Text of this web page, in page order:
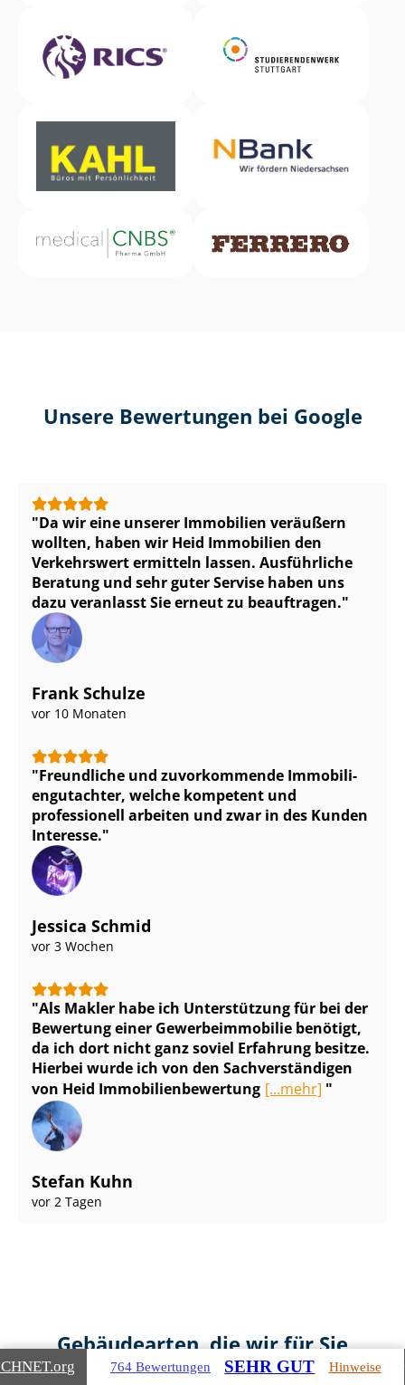
Unsere Bewertungen bei Google
Da wir eine unserer Immobilien veräußern
wollten, haben wir Heid Immobilien den
Verkehrswert ermitteln lassen. Ausführliche
Beratung und sehr guter Servise haben uns
dazu veranlasst Sie erneut zu beauftragen.
Frank Schulze
vor 10 Monaten
Freundliche und zuvorkommende Im­mo­bi­li­
en­gut­ach­ter, welche kompetent und
professionell arbeiten und zwar in des Kunden
Interesse.
Jessica Schmid
vor 3 Wochen
Als Makler habe ich Unterstützung für bei der
Bewertung einer Ge­wer­be­im­mo­bi­lie benötigt,
da ich dort nicht ganz soviel Erfahrung besitze.
Hierbei wurde ich von den Sach­ver­stän­di­gen
von Heid Im­mo­bi­li­en­be­wer­tung [...mehr]
Stefan Kuhn
vor 2 Tagen
Gebäudearten, die wir für Sie
bewerten
.org 764 Bewertungen SEHR GUT Hinweise